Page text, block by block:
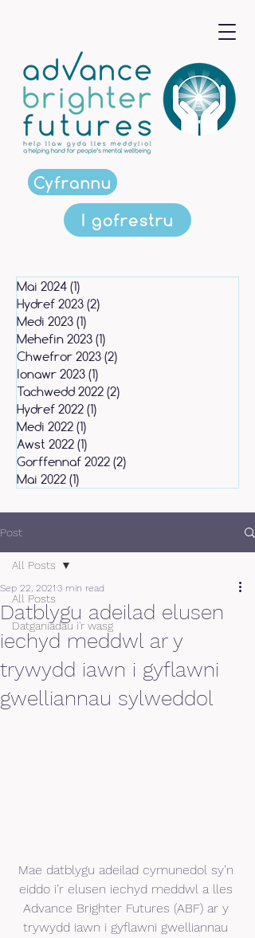
Cyfrannu
I gofrestru
Mai 2024 (1)
Hydref 2023 (2)
Medi 2023 (1)
Mehefin 2023 (1)
Chwefror 2023 (2)
Ionawr 2023 (1)
Tachwedd 2022 (2)
Hydref 2022 (1)
Medi 2022 (1)
Awst 2022 (1)
Gorffennaf 2022 (2)
Mai 2022 (1)
Post
All Posts
Datganiadau i'r wasg
All Posts
Datblygu adeilad elusen
iechyd meddwl ar y
trywydd iawn i gyflawni
gwelliannau sylweddol
Sep 22, 2021 3 min read
Mae datblygu adeilad cymunedol sy’n
eiddo i’r elusen iechyd meddwl a lles
Advance Brighter Futures (ABF) ar y
trywydd iawn i gyflawni gwelliannau